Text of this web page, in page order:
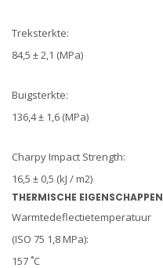
Treksterkte:
84,5 ± 2,1 (MPa)
Buigsterkte:
136,4 ± 1,6 (MPa)
Charpy Impact Strength:
16,5 ± 0,5 (kJ / m2)
THERMISCHE EIGENSCHAPPEN
Warmtedeflectietemperatuur
(ISO 75 1,8 MPa):
157 ˚C